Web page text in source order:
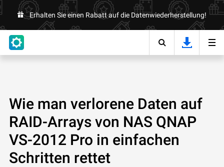
Erhalten Sie einen Rabatt auf die Datenwiederherstellung!
Wie man verlorene Daten auf
RAID-Arrays von NAS QNAP
VS-2012 Pro in einfachen
Schritten rettet